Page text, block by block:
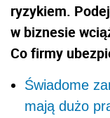
ryzykiem.
w biznesie
Co firmy
Świadome
mają dużo